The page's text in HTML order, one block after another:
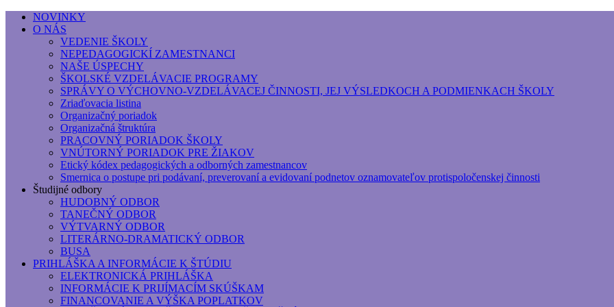
Základná umelecká škola, Hálkova
Základná umelecká škola, Hálkova 56, Bratislava - rozpočtová organizácia Hlavného mesta Slovenskej
NOVINKY
O NÁS
VEDENIE ŠKOLY
NEPEDAGOGICKÍ ZAMESTNANCI
NAŠE ÚSPECHY
ŠKOLSKÉ VZDELÁVACIE PROGRAMY
SPRÁVY O VÝCHOVNO-VZDELÁVACEJ ČINNOSTI, JEJ VÝSLEDKOCH A PODMIENKACH ŠKOLY
Zriaďovacia listina
Organizačný poriadok
Organizačná štruktúra
PRACOVNÝ PORIADOK ŠKOLY
VNÚTORNÝ PORIADOK PRE ŽIAKOV
Etický kódex pedagogických a odborných zamestnancov
Smernica o postupe pri podávaní, preverovaní a evidovaní podnetov oznamovateľov protispoločenskej činnosti
Študijné odbory
HUDOBNÝ ODBOR
TANEČNÝ ODBOR
VÝTVARNÝ ODBOR
LITERÁRNO-DRAMATICKÝ ODBOR
BUSA
PRIHLÁŠKA A INFORMÁCIE K ŠTÚDIU
ELEKTRONICKÁ PRIHLÁŠKA
INFORMÁCIE K PRIJÍMACÍM SKÚŠKAM
FINANCOVANIE A VÝŠKA POPLATKOV